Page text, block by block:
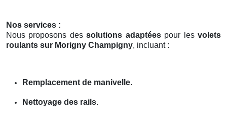
Nos services :
Nous proposons dessolutions adaptéespour lesvolets
roulants sur Morigny Champigny, incluant :
Remplacement de manivelle.
Nettoyage des rails.